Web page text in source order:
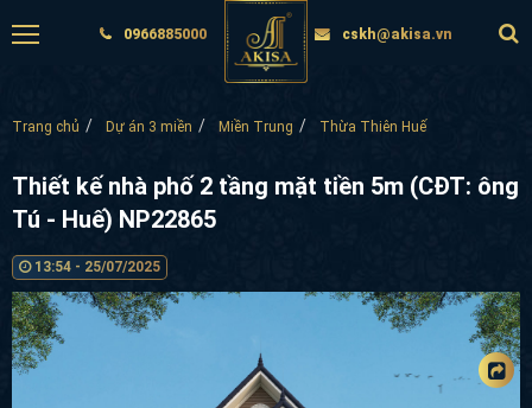
0966885000 cskh@akisa.vn
Trang chủ Dự án 3 miền Miền Trung Thừa Thiên Huế
Thiết kế nhà phố 2 tầng mặt tiền 5m (CĐT: ông
Tú - Huế) NP22865
13:54 - 25/07/2025